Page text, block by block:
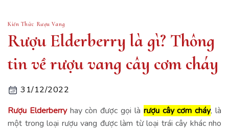
Kiến Thức Rượu Vang
Rượu Elderberry là gì? Thông
tin về rượu vang cây cơm cháy
31/12/2022
Rượu Elderberryhay còn được gọi là rượu cây cơm cháy, là
một trong loại rượu vang được làm từ loại trái cây khác nho